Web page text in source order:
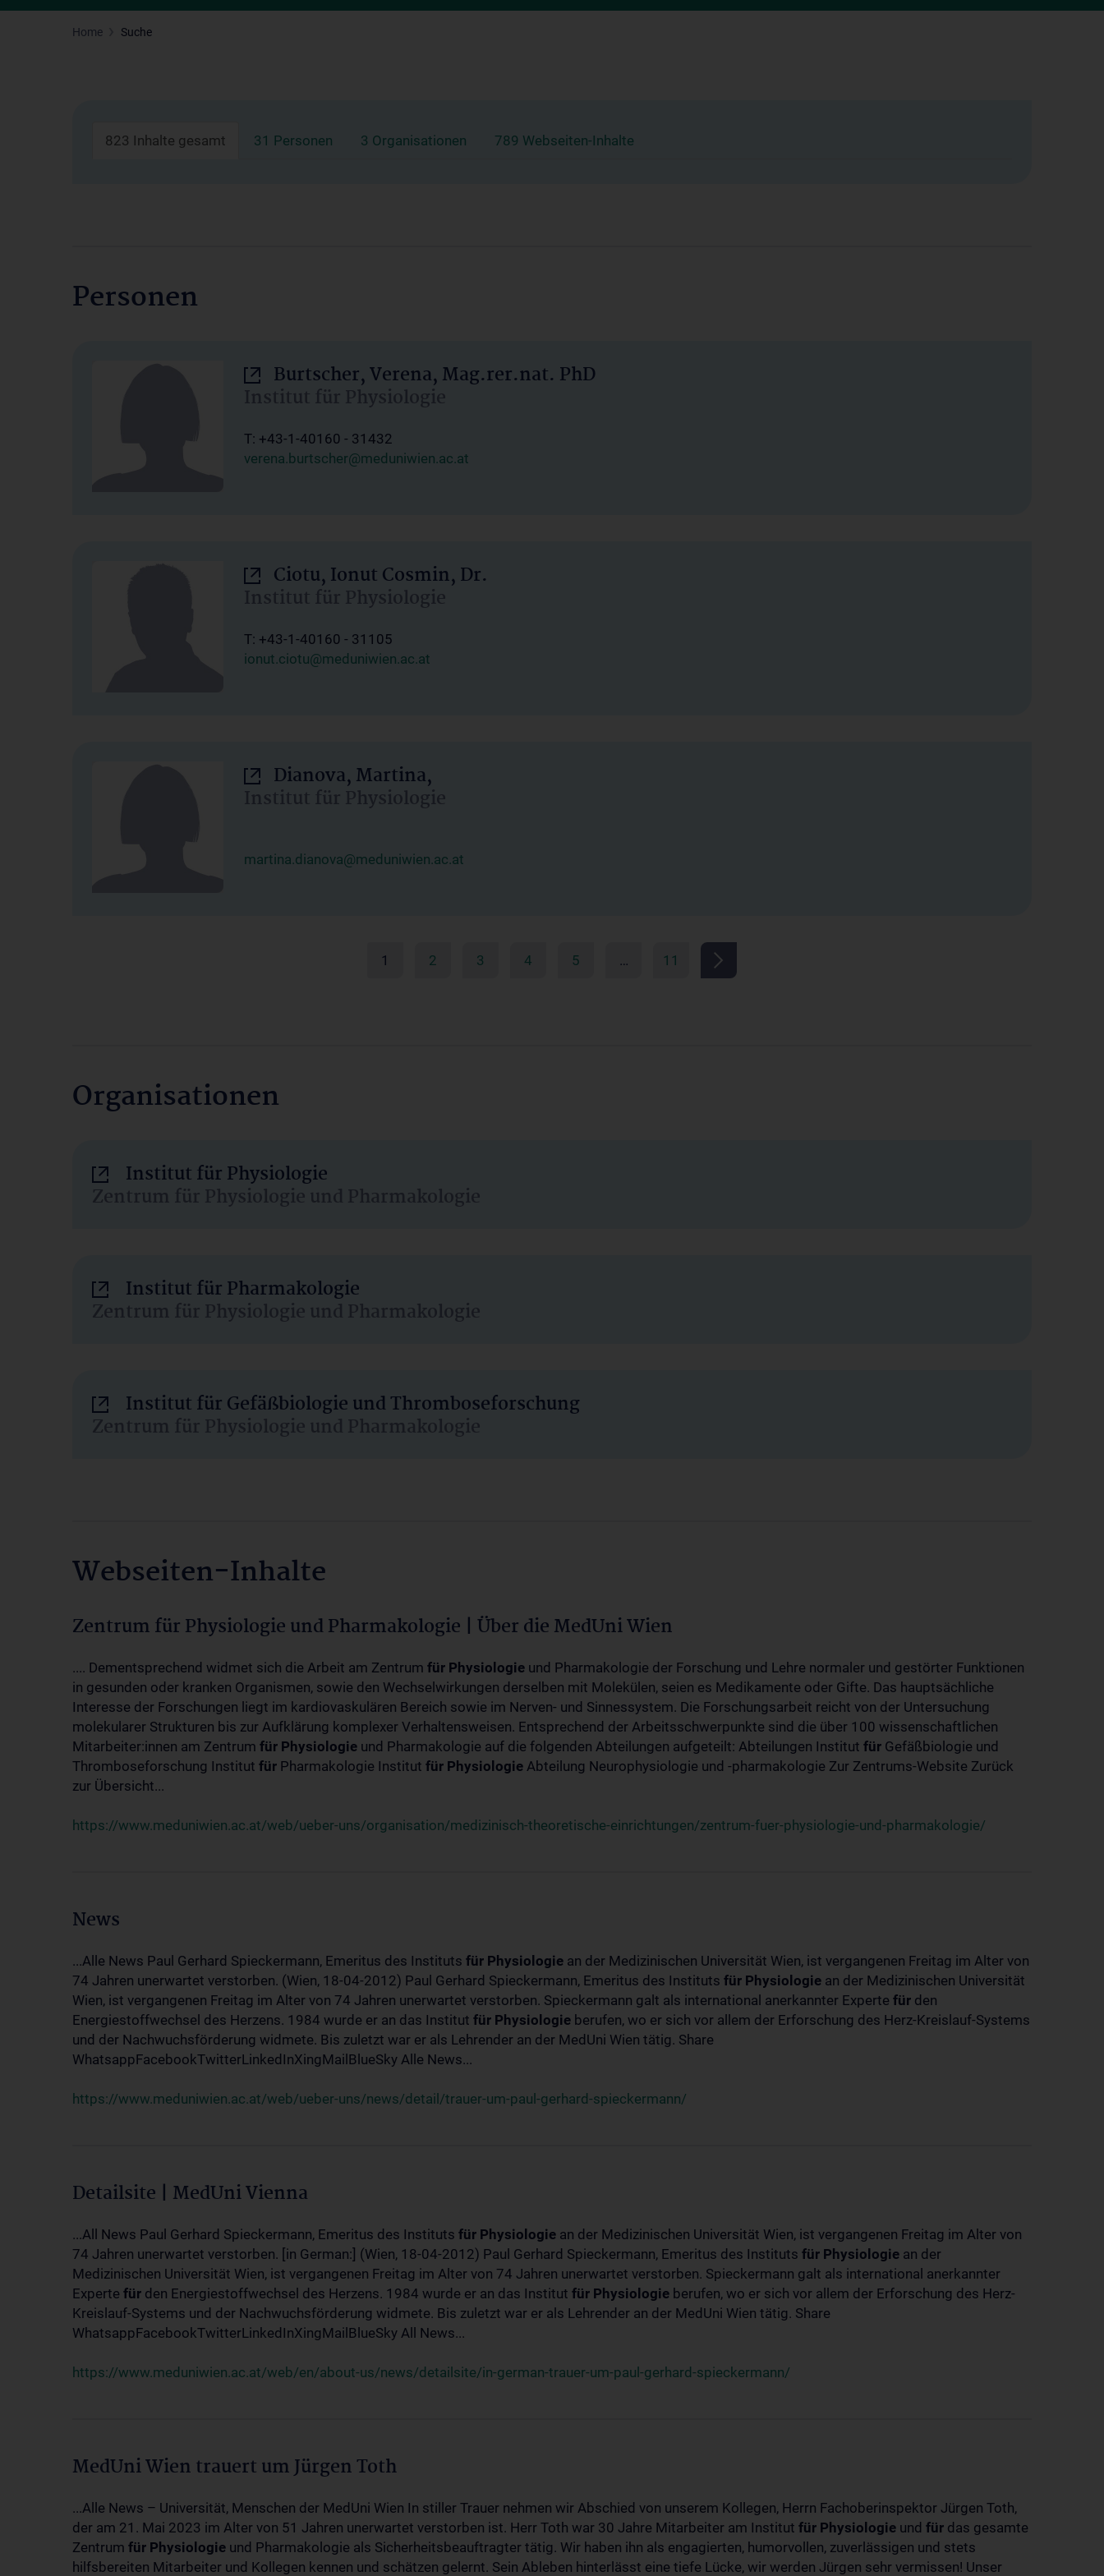
Home Suche
823 Inhalte gesamt 31 Personen 3 Organisationen 789 Webseiten-Inhalte
Personen
Burtscher, Verena, Mag.rer.nat. PhD
Institut für Physiologie
T: +43-1-40160 - 31432
verena.burtscher@meduniwien.ac.at
Ciotu, Ionut Cosmin, Dr.
Institut für Physiologie
T: +43-1-40160 - 31105
ionut.ciotu@meduniwien.ac.at
Dianova, Martina,
Institut für Physiologie
martina.dianova@meduniwien.ac.at
1 2 3 4 5 … 11
Organisationen
Institut für Physiologie
Zentrum für Physiologie und Pharmakologie
Institut für Pharmakologie
Zentrum für Physiologie und Pharmakologie
Institut für Gefäßbiologie und Thromboseforschung
Zentrum für Physiologie und Pharmakologie
Webseiten-Inhalte
Zentrum für Physiologie und Pharmakologie | Über die MedUni Wien
.... Dementsprechend widmet sich die Arbeit am Zentrum für Physiologie und Pharmakologie der Forschung und Lehre normaler und gestörter Funktionen
in gesunden oder kranken Organismen, sowie den Wechselwirkungen derselben mit Molekülen, seien es Medikamente oder Gifte. Das hauptsächliche
Interesse der Forschungen liegt im kardiovaskulären Bereich sowie im Nerven- und Sinnessystem. Die Forschungsarbeit reicht von der Untersuchung
molekularer Strukturen bis zur Aufklärung komplexer Verhaltensweisen. Entsprechend der Arbeitsschwerpunkte sind die über 100 wissenschaftlichen
Mitarbeiter:innen am Zentrum für Physiologie und Pharmakologie auf die folgenden Abteilungen aufgeteilt: Abteilungen Institut für Gefäßbiologie und
Thromboseforschung Institut für Pharmakologie Institut für Physiologie Abteilung Neurophysiologie und -pharmakologie Zur Zentrums-Website Zurück
zur Übersicht...
https://www.meduniwien.ac.at/web/ueber-uns/organisation/medizinisch-theoretische-einrichtungen/zentrum-fuer-physiologie-und-pharmakologie/
News
...Alle News Paul Gerhard Spieckermann, Emeritus des Instituts für Physiologie an der Medizinischen Universität Wien, ist vergangenen Freitag im Alter von
74 Jahren unerwartet verstorben. (Wien, 18-04-2012) Paul Gerhard Spieckermann, Emeritus des Instituts für Physiologie an der Medizinischen Universität
Wien, ist vergangenen Freitag im Alter von 74 Jahren unerwartet verstorben. Spieckermann galt als international anerkannter Experte für den
Energiestoffwechsel des Herzens. 1984 wurde er an das Institut für Physiologie berufen, wo er sich vor allem der Erforschung des Herz-Kreislauf-Systems
und der Nachwuchsförderung widmete. Bis zuletzt war er als Lehrender an der MedUni Wien tätig. Share
WhatsappFacebookTwitterLinkedInXingMailBlueSky Alle News...
https://www.meduniwien.ac.at/web/ueber-uns/news/detail/trauer-um-paul-gerhard-spieckermann/
Detailsite | MedUni Vienna
...All News Paul Gerhard Spieckermann, Emeritus des Instituts für Physiologie an der Medizinischen Universität Wien, ist vergangenen Freitag im Alter von
74 Jahren unerwartet verstorben. [in German:] (Wien, 18-04-2012) Paul Gerhard Spieckermann, Emeritus des Instituts für Physiologie an der
Medizinischen Universität Wien, ist vergangenen Freitag im Alter von 74 Jahren unerwartet verstorben. Spieckermann galt als international anerkannter
Experte für den Energiestoffwechsel des Herzens. 1984 wurde er an das Institut für Physiologie berufen, wo er sich vor allem der Erforschung des Herz-
Kreislauf-Systems und der Nachwuchsförderung widmete. Bis zuletzt war er als Lehrender an der MedUni Wien tätig. Share
WhatsappFacebookTwitterLinkedInXingMailBlueSky All News...
https://www.meduniwien.ac.at/web/en/about-us/news/detailsite/in-german-trauer-um-paul-gerhard-spieckermann/
MedUni Wien trauert um Jürgen Toth
...Alle News – Universität, Menschen der MedUni Wien In stiller Trauer nehmen wir Abschied von unserem Kollegen, Herrn Fachoberinspektor Jürgen Toth,
der am 21. Mai 2023 im Alter von 51 Jahren unerwartet verstorben ist. Herr Toth war 30 Jahre Mitarbeiter am Institut für Physiologie und für das gesamte
Zentrum für Physiologie und Pharmakologie als Sicherheitsbeauftragter tätig. Wir haben ihn als engagierten, humorvollen, zuverlässigen und stets
hilfsbereiten Mitarbeiter und Kollegen kennen und schätzen gelernt. Sein Ableben hinterlässt eine tiefe Lücke, wir werden Jürgen sehr vermissen! Unser